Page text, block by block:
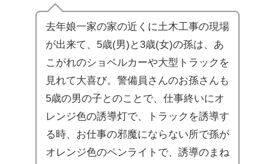
去年娘一家の家の近くに土木工事の現場
が出来て、5歳(男)と3歳(女)の孫は、あ
こがれのショベルカーや大型トラックを
見れて大喜び。警備員さんのお孫さんも
5歳の男の子とのことで、仕事終いにオ
レンジ色の誘導灯で、トラックを誘導す
る時、お仕事の邪魔にならない所で孫が
オレンジ色のペンライトで、誘導のまね